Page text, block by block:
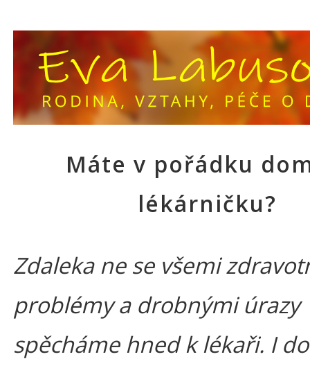
Máte v pořádku
lékárničku?
Zdaleka ne se všemi
problémy a drobnými úrazy
spěcháme hned k lékaři. I